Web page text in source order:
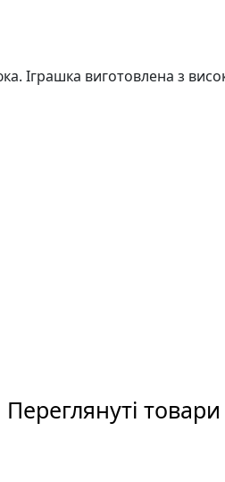
Іграшка виготовлена з
Переглянуті товари